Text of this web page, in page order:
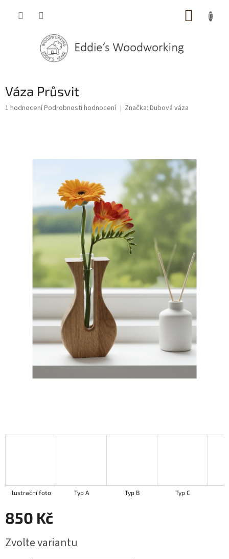
Váza Průsvit
Průměrné
1 hodnoceníPodrobnosti hodnocení Značka: Dubová váza
ilustrační foto Typ A Typ B Typ C
850 Kč
cena:
Zvolte variantu